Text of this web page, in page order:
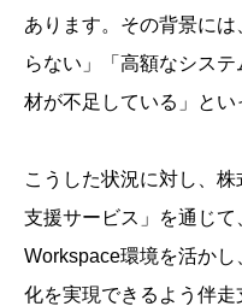
あります。その背景に
らない」「高額なシス
材が不足している」とい
こうした状況に対し、
支援サービス」を通じ
Workspace環境を活か
化を実現できるよう伴走